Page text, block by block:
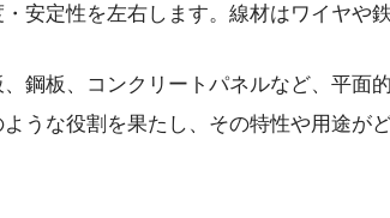
安定性を左右します。線材はワイヤや
鋼板、コンクリートパネルなど、平面
うな役割を果たし、その特性や用途が